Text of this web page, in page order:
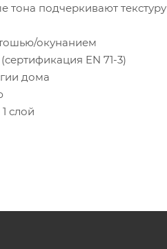
тона подчеркивают текстуру
окунанием
EN 71-3)
дома
слой